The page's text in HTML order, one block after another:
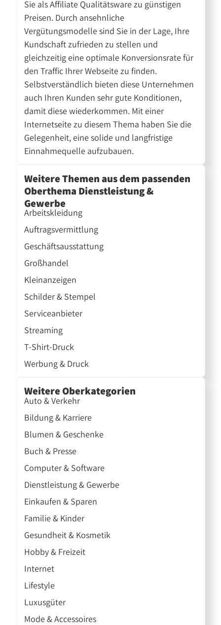
Sie als Affiliate Qualitätsware zu günstigen
Preisen. Durch ansehnliche
Vergütungsmodelle sind Sie in der Lage, Ihre
Kundschaft zufrieden zu stellen und
gleichzeitig eine optimale Konversionsrate für
den Traffic Ihrer Webseite zu finden.
Selbstverständlich bieten diese Unternehmen
auch Ihren Kunden sehr gute Konditionen,
damit diese wiederkommen. Mit einer
Internetseite zu diesem Thema haben Sie die
Gelegenheit, eine solide und langfristige
Einnahmequelle aufzubauen.
Weitere Themen aus dem passenden
Oberthema Dienstleistung &
Gewerbe
Arbeitskleidung
Auftragsvermittlung
Geschäftsausstattung
Großhandel
Kleinanzeigen
Schilder & Stempel
Serviceanbieter
Streaming
T-Shirt-Druck
Werbung & Druck
Weitere Oberkategorien
Auto & Verkehr
Bildung & Karriere
Blumen & Geschenke
Buch & Presse
Computer & Software
Dienstleistung & Gewerbe
Einkaufen & Sparen
Familie & Kinder
Gesundheit & Kosmetik
Hobby & Freizeit
Internet
Lifestyle
Luxusgüter
Mode & Accessoires